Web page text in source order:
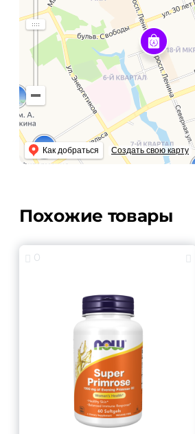
Как добраться Создать свою карту
Похожие товары
0